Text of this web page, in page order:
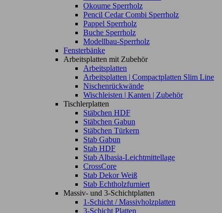
Okoume Sperrholz
Pencil Cedar Combi Sperrholz
Pappel Sperrholz
Buche Sperrholz
Modellbau-Sperrholz
Fensterbänke
Arbeitsplatten mit Zubehör
Arbeitsplatten
Arbeitsplatten | Compactplatten Slim Line
Nischenrückwände
Wischleisten | Kanten | Zubehör
Tischlerplatten
Stäbchen HDF
Stäbchen Gabun
Stäbchen Türkern
Stab Gabun
Stab HDF
Stab Albasia-Leichtmittellage
CrossCore
Stab Dekor Weiß
Stab Echtholzfurniert
Massiv- und 3-Schichtplatten
1-Schicht / Massivholzplatten
3-Schicht Platten